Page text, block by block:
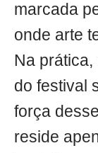
marcada
onde arte
Na
do festival
força
reside